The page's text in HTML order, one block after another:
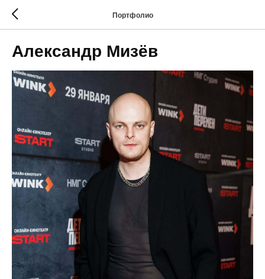
Портфолио
Александр Мизёв